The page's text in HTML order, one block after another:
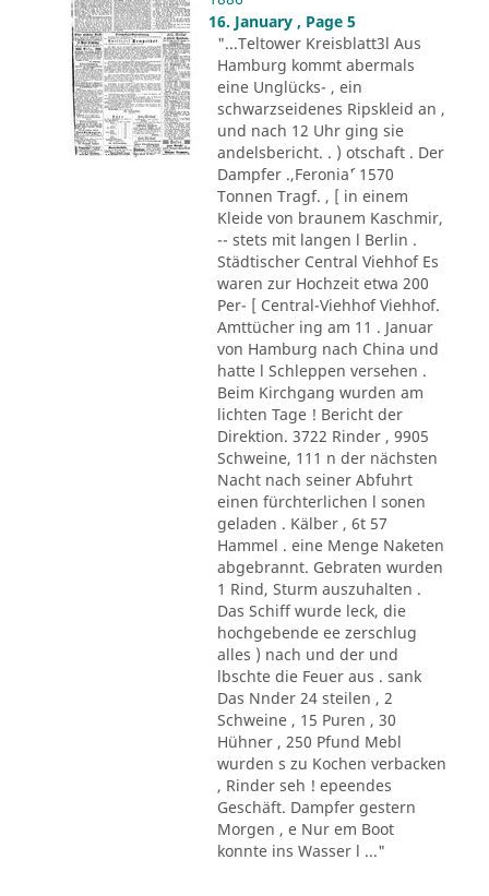
16. January , Page 5
"...Teltower Kreisblatt3l Aus
Hamburg kommt abermals
eine Unglücks- , ein
schwarzseidenes Ripskleid an ,
und nach 12 Uhr ging sie
andelsbericht. . ) otschaft . Der
Dampfer .,Feronia´' 1570
Tonnen Tragf. , [ in einem
Kleide von braunem Kaschmir,
-- stets mit langen l Berlin .
Städtischer Central Viehhof Es
waren zur Hochzeit etwa 200
Per- [ Central-Viehhof Viehhof.
Amttücher ing am 11 . Januar
von Hamburg nach China und
hatte l Schleppen versehen .
Beim Kirchgang wurden am
lichten Tage ! Bericht der
Direktion. 3722 Rinder , 9905
Schweine, 111 n der nächsten
Nacht nach seiner Abfuhrt
einen fürchterlichen l sonen
geladen . Kälber , 6t 57
Hammel . eine Menge Naketen
abgebrannt. Gebraten wurden
1 Rind, Sturm auszuhalten .
Das Schiff wurde leck, die
hochgebende ee zerschlug
alles ) nach und der und
lbschte die Feuer aus . sank
Das Nnder 24 steilen , 2
Schweine , 15 Puren , 30
Hühner , 250 Pfund Mebl
wurden s zu Kochen verbacken
, Rinder seh ! epeendes
Geschäft. Dampfer gestern
Morgen , e Nur em Boot
konnte ins Wasser l ..."